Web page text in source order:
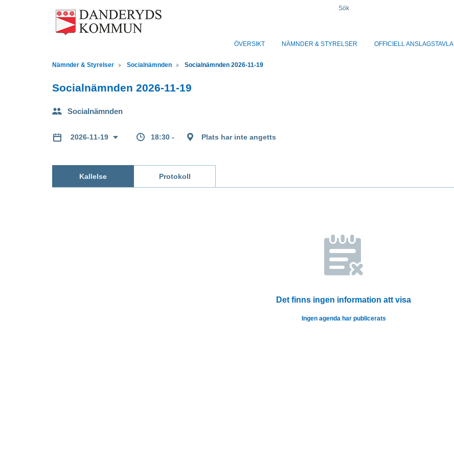
Sök
ÖVERSIKT NÄMNDER & STYRELSER OFFICIELL ANSLAGSTAVLA
Nämnder & Styrelser Socialnämnden Socialnämnden 2026-11-19
Socialnämnden 2026-11-19
Socialnämnden
2026-11-19 18:30 - Plats har inte angetts
Kallelse Protokoll
Det finns ingen information att visa
Ingen agenda har publicerats